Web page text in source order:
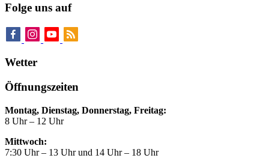
Folge uns auf
Wetter
Öffnungszeiten
Montag, Dienstag, Donnerstag, Freitag:
8 Uhr – 12 Uhr
Mittwoch:
7:30 Uhr – 13 Uhr und 14 Uhr – 18 Uhr